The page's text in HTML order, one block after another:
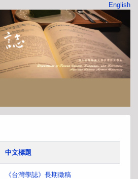
English
中文標題
《台灣學誌》長期徵稿